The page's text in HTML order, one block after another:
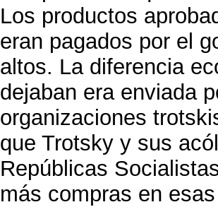
Los productos
eran pagados por el
altos. La diferencia
dejaban era enviada
organizaciones
que Trotsky y sus
Repúblicas
más compras en